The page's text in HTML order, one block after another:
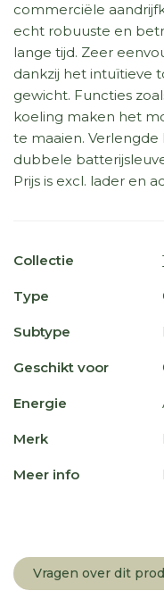
commerciële
echt robuuste en
lange tijd. Zeer
dankzij het intuïtieve
gewicht. Functies
koeling maken het
te maaien.
dubbele
Prijs is excl. lader en
Collectie
Type
Subtype
Geschikt voor
Energie
Merk
Meer info
Vragen over dit